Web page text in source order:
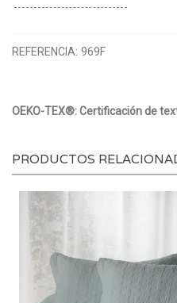
REFERENCIA: 969F
OEKO-TEX®: Certificación de
PRODUCTOS